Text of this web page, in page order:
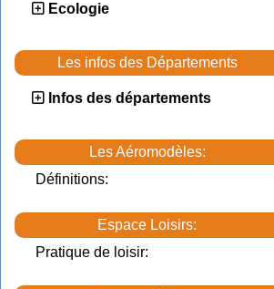
Ecologie
Les infos des Départements
Infos des départements
Les Aéromodèles:
Définitions:
Espace Loisirs:
Pratique de loisir: